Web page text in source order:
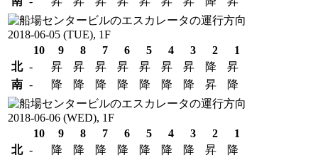
2018-06-05 (TUE), 1F
10
9 8 7 6 5 4 3 2
1
北 - 昇 昇 昇 昇 昇 昇 昇 降
昇
南 - 降 降 降 降 降 降 降 昇 降
2018-06-06 (WED), 1F
10
9 8 7 6 5 4 3 2
1
北 - 降 降 降 降 降 降 降 昇
降